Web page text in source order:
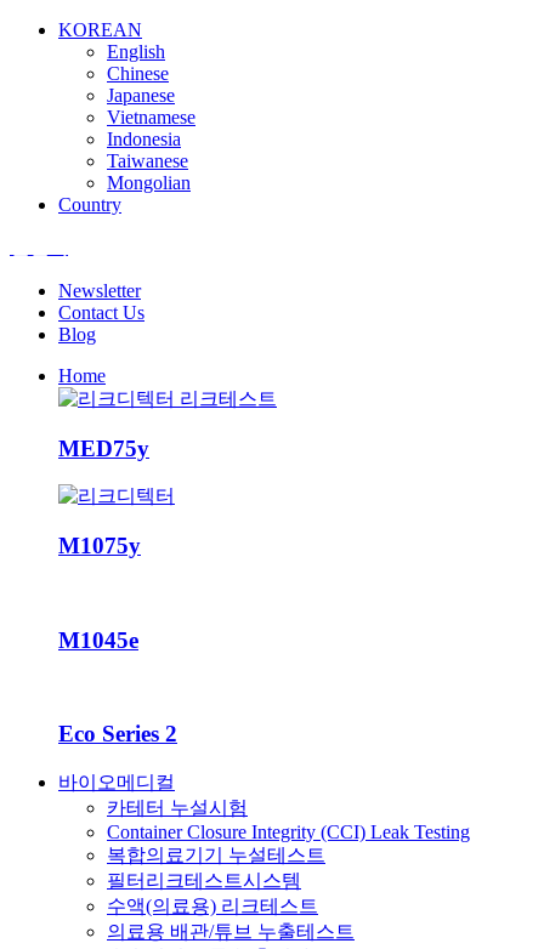
KOREAN
English
Chinese
Japanese
Vietnamese
Indonesia
Taiwanese
Mongolian
Country
Newsletter
Contact Us
Blog
Home
MED75y
M1075y
M1045e
Eco Series 2
바이오메디컬
카테터 누설시험
Container Closure Integrity (CCI) Leak Testing
복합의료기기 누설테스트
필터리크테스트시스템
수액(의료용) 리크테스트
의료용 배관/튜브 누출테스트